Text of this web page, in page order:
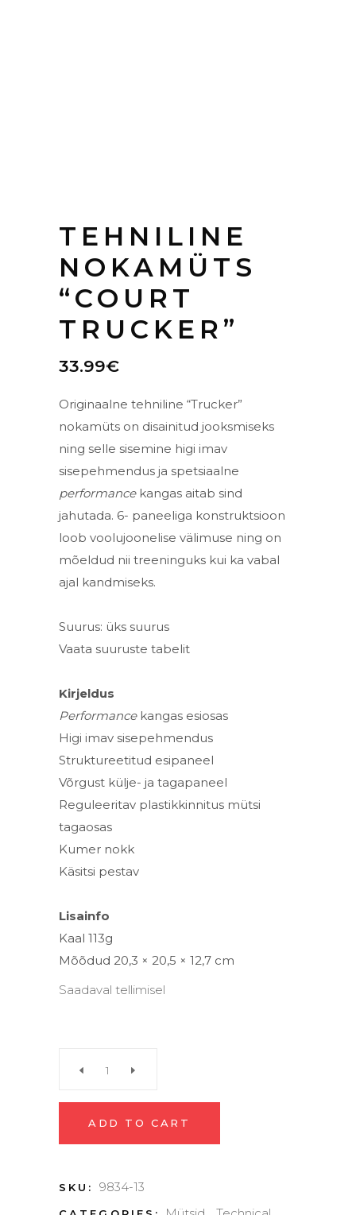
TEHNILINE
NOKAMÜTS
“COURT
TRUCKER”
33.99€
Originaalne tehniline “Trucker”
nokamüts on disainitud jooksmiseks
ning selle sisemine higi imav
sisepehmendus ja spetsiaalne
performancekangas aitab sind
jahutada. 6- paneeliga konstruktsioon
loob voolujoonelise välimuse ning on
mõeldud nii treeninguks kui ka vabal
ajal kandmiseks.
Suurus: üks suurus
Vaata suuruste tabelit
Kirjeldus
Performancekangas esiosas
Higi imav sisepehmendus
Struktureetitud esipaneel
Võrgust külje- ja tagapaneel
Reguleeritav plastikkinnitus mütsi
tagaosas
Kumer nokk
Käsitsi pestav
Lisainfo
Kaal 113g
Mõõdud 20,3 × 20,5 × 12,7 cm
Saadaval tellimisel
Tehniline
Trucker”
ADD TO CART
SKU: 9834-13